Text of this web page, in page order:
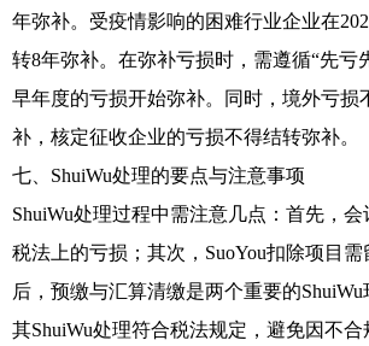
年弥补。受疫情影响的困难行业企业在
转8年弥补。在弥补亏损时，需遵循“先亏
早年度的亏损开始弥补。同时，境外亏损
补，核定征收企业的亏损不得结转弥补。
七、ShuiWu处理的要点与注意事项
ShuiWu处理过程中需注意几点：首先，
税法上的亏损；其次，SuoYou扣除项目需
后，预缴与汇算清缴是两个重要的
其ShuiWu处理符合税法规定，避免因不合